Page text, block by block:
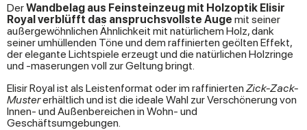
DerWandbelag aus Feinsteinzeug mit Holzoptik Elisir
Royal verblüfft das anspruchsvollste Auge mit seiner
außergewöhnlichen Ähnlichkeit mit natürlichem Holz, dank
seiner umhüllenden Töne und dem raffinierten geölten Effekt,
der elegante Lichtspiele erzeugt und die natürlichen Holzringe
und -maserungen voll zur Geltung bringt.
Elisir Royal ist als Leistenformat oder im raffinierten Zick-Zack-
Mustererhältlich und ist die ideale Wahl zur Verschönerung von
Innen- und Außenbereichen in Wohn- und
Geschäftsumgebungen.